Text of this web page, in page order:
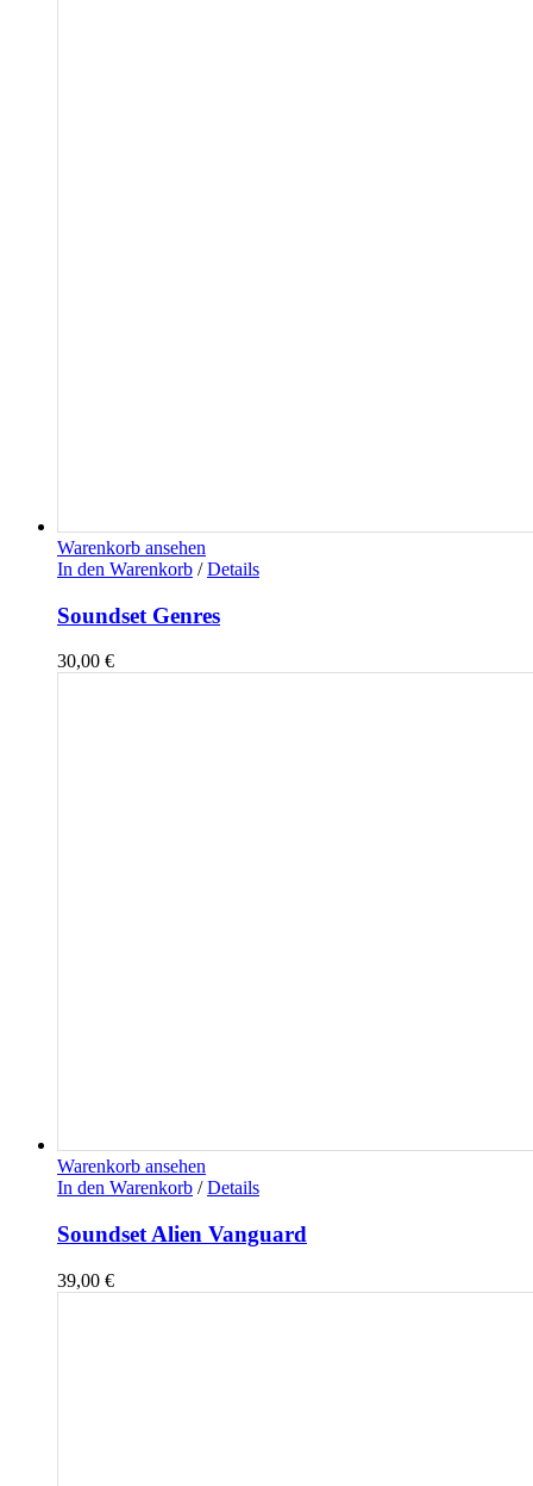
Warenkorb ansehen
In den Warenkorb / Details
Soundset Genres
30,00 €
Warenkorb ansehen
In den Warenkorb / Details
Soundset Alien Vanguard
39,00 €